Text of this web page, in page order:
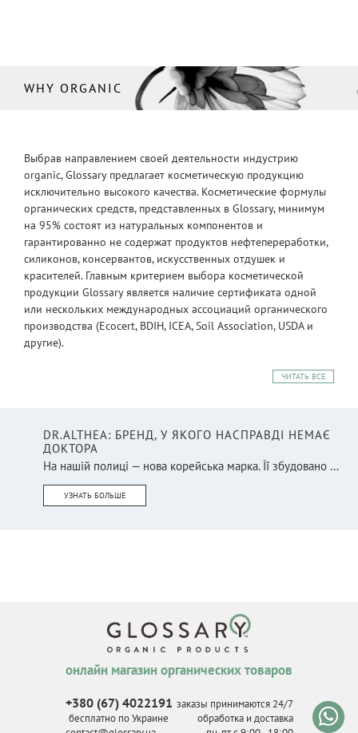
WHY ORGANIC
Выбрав направлением своей деятельности индустрию
organic, Glossary предлагает косметическую продукцию
исключительно высокого качества. Косметические формулы
органических средств, представленных в Glossary, минимум
на 95% состоят из натуральных компонентов и
гарантированно не содержат продуктов нефтепереработки,
силиконов, консервантов, искусственных отдушек и
красителей. Главным критерием выбора косметической
продукции Glossary является наличие сертификата одной
или нескольких международных ассоциаций органического
производства (Ecocert, BDIH, ICEA, Soil Association, USDA и
другие).
ЧИТАТЬ ВСЕ
DR.ALTHEA: БРЕНД, У ЯКОГО НАСПРАВДІ НЕМАЄ
ДОКТОРА
На нашій полиці — нова корейська марка. Її збудовано ...
УЗНАТЬ БОЛЬШЕ
онлайн магазин органических товаров
+380 (67) 4022191
бесплатно по Украине
заказы принимаются 24/7
обработка и доставка